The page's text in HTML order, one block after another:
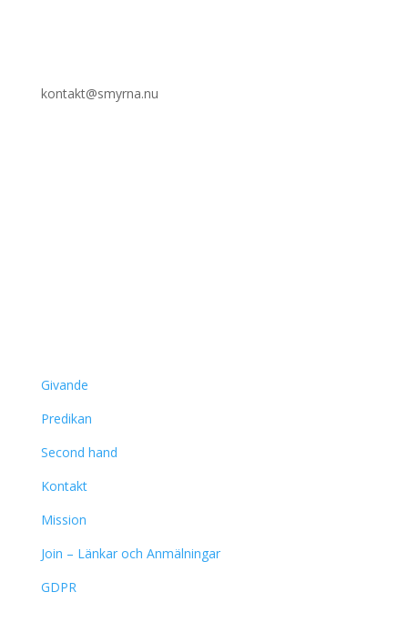
kontakt@smyrna.nu
Givande
Predikan
Second hand
Kontakt
Mission
Join – Länkar och Anmälningar
GDPR